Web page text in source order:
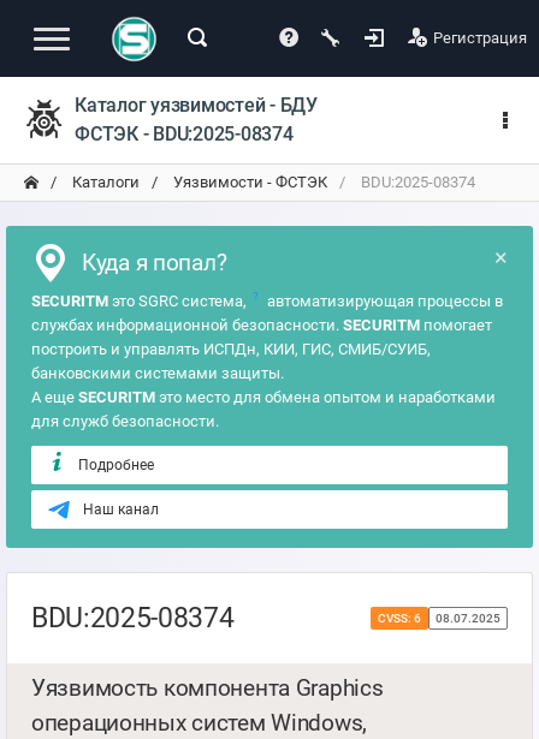
Регистрация
Каталог уязвимостей - БДУ
ФСТЭК - BDU:2025-08374
Каталоги Уязвимости - ФСТЭК BDU:2025-08374
×
Куда я попал?
SECURITM это SGRC система, ?
автоматизирующая процессы в
службах информационной безопасности. SECURITM помогает
построить и управлять ИСПДн, КИИ, ГИС, СМИБ/СУИБ,
банковскими системами защиты.
А еще SECURITM это место для обмена опытом и наработками
для служб безопасности.
Подробнее
Наш канал
BDU:2025-08374 CVSS: 6 08.07.2025
Уязвимость компонента Graphics
операционных систем Windows,